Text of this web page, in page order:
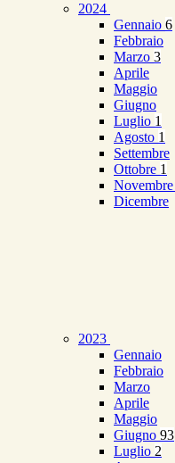
2024
Gennaio 6
Febbraio
Marzo 3
Aprile
Maggio
Giugno
Luglio 1
Agosto 1
Settembre
Ottobre 1
Novembre
Dicembre
2023
Gennaio
Febbraio
Marzo
Aprile
Maggio
Giugno 93
Luglio 2